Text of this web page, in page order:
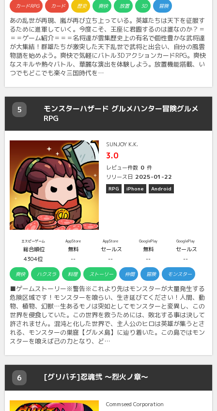
カードRPG カード 歴史 爽快 放置 3D 冒険
あの乱世が再現、嵐が再び立ち上っている。英雄たちは天下を征服す
るために進軍していく。今度こそ、王座に君臨するのは誰なのか？＝
＝＝ゲーム紹介＝＝＝名将達が雲集歴史上の有名で個性豊かな武将達
が大集結！群雄たちが激突した天下乱世で武将と出会い、自分の風雲
物語を始めよう。爽快で気軽にバトル3DアクションカードRPG。爽快
なスキルや熱々バトル、華麗な演出を体験しよう。放置機能搭載、い
つでもどこでも楽々三国時代を…
5
モンスターハザード グルメハンター冒険グルメ
RPG
SUNJOY K.K.
3.0
レビュー件数 0 件
リリース日 2025-01-22
RPG iPhone Android
エスピーゲーム
総合順位
4304位
AppStore
無料
--
AppStore
セールス
--
GooglePlay
無料
--
GooglePlay
セールス
--
爽快 ハクスラ 料理 ストーリー 仲間 冒険 モンスター
■ゲームストーリー※警告※これより先はモンスターが大量発生する
危険区域です！モンスターを喰らい、生き延びてください！人間、動
物、植物、幻獣…生あるモノは突如としてモンスターと変異し、この
世界を侵食していた。この世界を救うためには、敗北する事は決して
許されません。混沌と化した世界で、主人公のヒロは英雄が集うとさ
れる、モンスターの巣窟【グルメ島】に辿り着いた。この島ではモン
スターを喰えば己の力となり、ど…
6 [グリパチ]忍魂弐 ～烈火ノ章～
Commseed Corporation